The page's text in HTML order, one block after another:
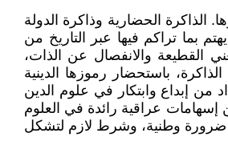
الذاكرة الحضارية وذاكرة الدولة
بما تراكم فيها عبر التاريخ من
القطيعة والانفصال عن الذات،
باستحضار رموزها الدينية
من إبداع وابتكار في علوم الدين
إسهامات عراقية رائدة في العلوم
ضرورة وطنية، وشرط لازم لتشكل